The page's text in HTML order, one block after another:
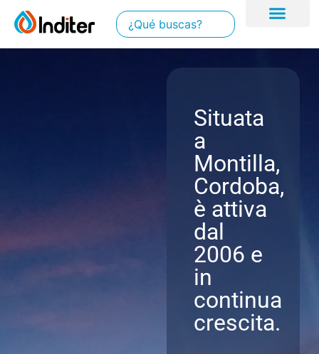
Situata
a
Montilla,
Cordoba,
è attiva
dal
2006 e
in
continua
crescita.